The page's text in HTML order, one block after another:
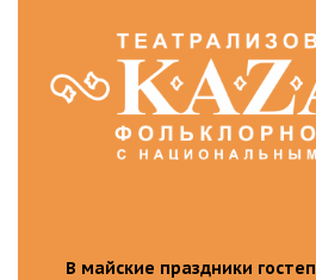
В майские праздники